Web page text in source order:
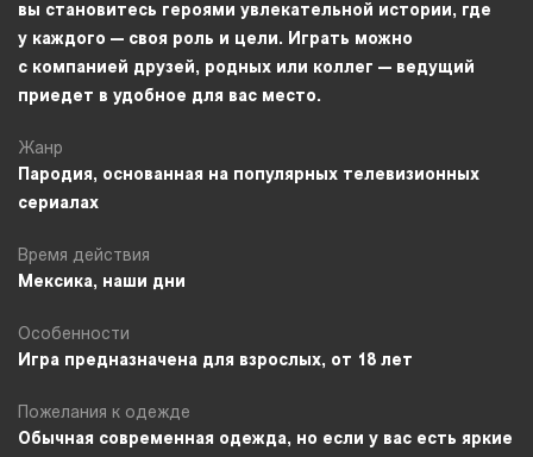
вы становитесь героями увлекательной истории, где
у каждого — своя роль и цели. Играть можно
с компанией друзей, родных или коллег — ведущий
приедет в удобное для вас место.
Жанр
Пародия, основанная на популярных телевизионных
сериалах
Время действия
Мексика, наши дни
Особенности
Игра предназначена для взрослых, от 18 лет
Пожелания к одежде
Обычная современная одежда, но если у вас есть яркие